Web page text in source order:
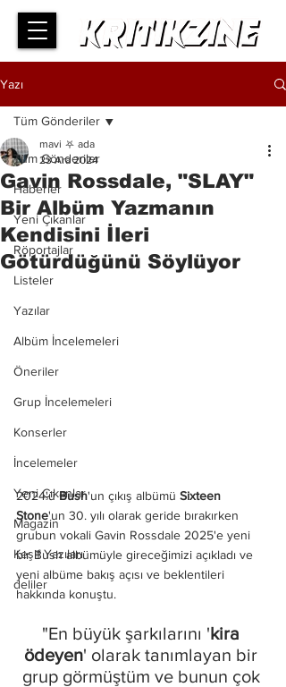
Yazı
Tüm Gönderiler
Haberler
Yeni Çıkanlar
Röportajlar
Listeler
Yazılar
Albüm İncelemeleri
Öneriler
Grup İncelemeleri
Konserler
İncelemeler
Yeni Çıkanlar
Magazin
Keşif Yazıları
deliler
Tüm Gönderiler
Gavin Rossdale, "SLAY"
Bir Albüm Yazmanın
Kendisini İleri
Götürdüğünü Söylüyor
mavi ⛧ ada
23 Ara 2024
2024'ü Bush'un çıkış albümü Sixteen
Stone'un 30. yılı olarak geride bırakırken
grubun vokali Gavin Rossdale 2025'e yeni
bir Bush albümüyle gireceğimizi açıkladı ve
yeni albüme bakış açısı ve beklentileri
hakkında konuştu.
"En büyük şarkılarını 'kira
ödeyen' olarak tanımlayan bir
grup görmüştüm ve bunun çok